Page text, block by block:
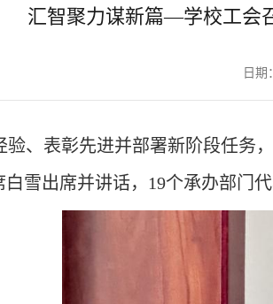
汇智聚力谋新篇—学校工会
日期
验、表彰先进并部署新阶段任务
雪出席并讲话，19个承办部门